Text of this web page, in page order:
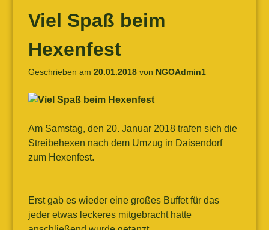
Viel Spaß beim
Hexenfest
Geschrieben am 20.01.2018von NGOAdmin1
Am Samstag, den 20. Januar 2018 trafen sich die
Streibehexen nach dem Umzug in Daisendorf
zum Hexenfest.
Erst gab es wieder eine großes Buffet für das
jeder etwas leckeres mitgebracht hatte